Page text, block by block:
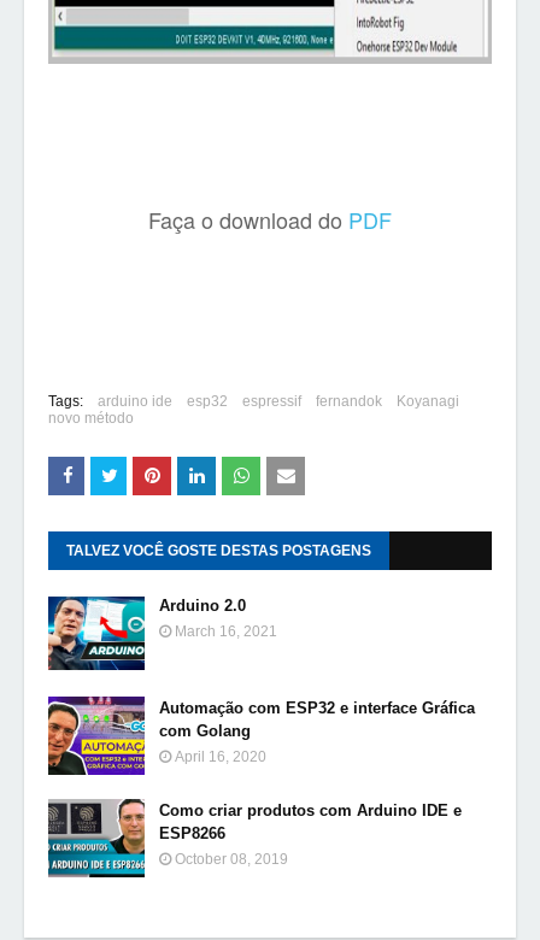
Faça o download do PDF
Tags: arduino ide esp32 espressif fernandok
Koyanagi
novo método
TALVEZ VOCÊ GOSTE DESTAS POSTAGENS
Arduino 2.0
March 16, 2021
Automação com ESP32 e interface Gráfica
com Golang
April 16, 2020
Como criar produtos com Arduino IDE e
ESP8266
October 08, 2019